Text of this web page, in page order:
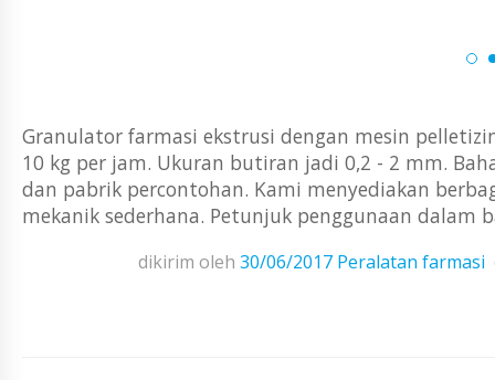
Granulator farmasi ekstrusi dengan mesin
10 kg per jam. Ukuran butiran jadi 0,2 - 2 mm.
dan pabrik percontohan. Kami menyediakan
mekanik sederhana. Petunjuk penggunaan dalam
dikirim oleh 30/06/2017 Peralatan farmasi